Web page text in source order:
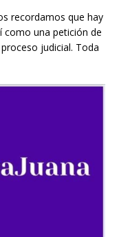
recordamos que hay
como una petición de
judicial. Toda